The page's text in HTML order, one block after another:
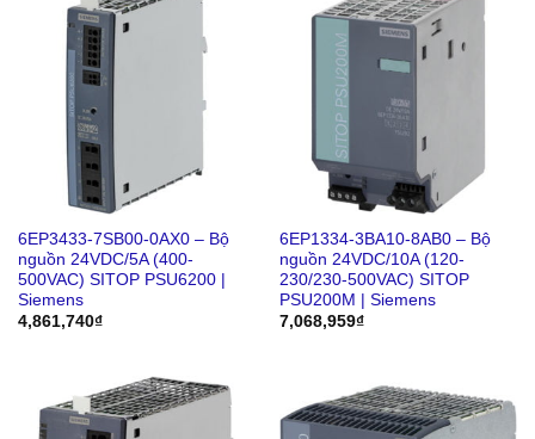
6EP3433-7SB00-0AX0 – Bộ
nguồn 24VDC/5A (400-
500VAC) SITOP PSU6200 |
Siemens
4,861,740₫
6EP1334-3BA10-8AB0 – Bộ
nguồn 24VDC/10A (120-
230/230-500VAC) SITOP
PSU200M | Siemens
7,068,959₫